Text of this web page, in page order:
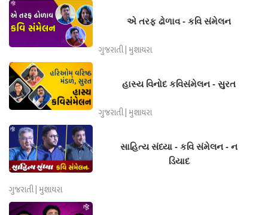
એ તરફ ઢોળાવ - કવિ સંમેલન
ગુજરાતી | મુશાયરા
હાસ્ય વિનોદ કવિસંમેલન - સુરત
ગુજરાતી | મુશાયરા
સાહિત્ય સંધ્યા - કવિ સંમેલન - ન
ડિયાદ
ગુજરાતી | મુશાયરા